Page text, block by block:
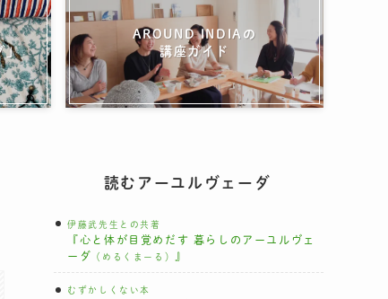
」
AROUND INDIAの
講座ガイド
読むアーユルヴェーダ
伊藤武先生との共著
『心と体が目覚めだす 暮らしのアーユルヴェ
ーダ
（めるくまーる） 』
むずかしくない本